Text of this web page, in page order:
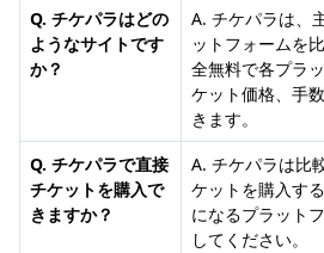
Q. チケパラはどの
ようなサイトです
か？
A. チケパラは、
ットフォームを
全無料で各プラ
ケット価格、手
きます。
Q. チケパラで直接
チケットを購入で
きますか？
A. チケパラは比
ケットを購入す
になるプラット
してください。